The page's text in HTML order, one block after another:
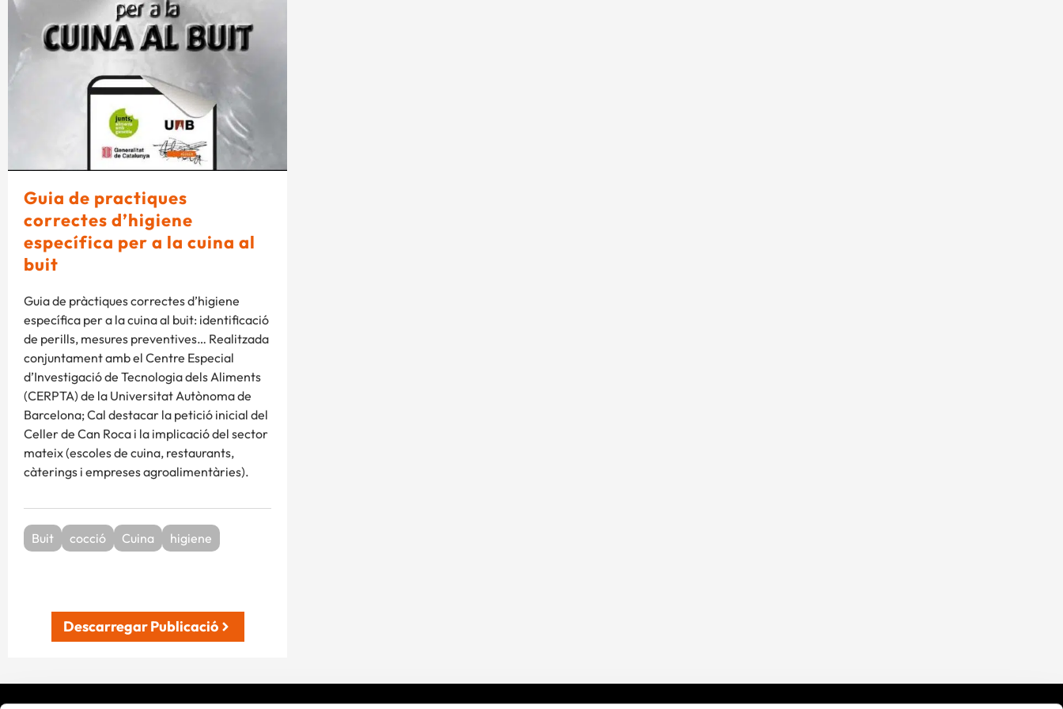
Guia de practiques
correctes d’higiene
específica per a la cuina al
buit
Guia de pràctiques correctes d’higiene
específica per a la cuina al buit: identificació
de perills, mesures preventives… Realitzada
conjuntament amb el Centre Especial
d’Investigació de Tecnologia dels Aliments
(CERPTA) de la Universitat Autònoma de
Barcelona; Cal destacar la petició inicial del
Celler de Can Roca i la implicació del sector
mateix (escoles de cuina, restaurants,
càterings i empreses agroalimentàries).
Buit cocció Cuina higiene
Descarregar Publicació